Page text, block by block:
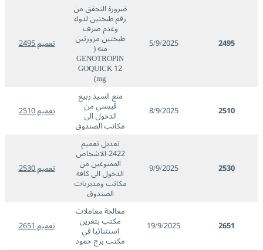
2495
5/9/2025
ضرورة التحقق من
رقم طبختين لدواء
وعدم صرف
طبختين مزورتين
منه (
GENOTROPIN
GOQUICK 12
mg)
تعميم 2495
2510
8/9/2025
منع السيد ربيع
قبيسي من
الدخول الى
مكاتب الصندوق
تعميم 2510
2530
9/9/2025
تعديل تعميم
2422-الاشخاص
الممنوعين من
الدخول الى كافة
مكاتب ومديريات
الصندوق
تعميم 2530
2651
19/9/2025
معالجة معاملات
مكتب بتغرين
استثنائيا في
مكتب برج حمود
تعميم 2651